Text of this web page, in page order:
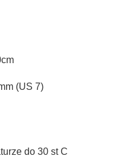
(US 7)
do 30 st C